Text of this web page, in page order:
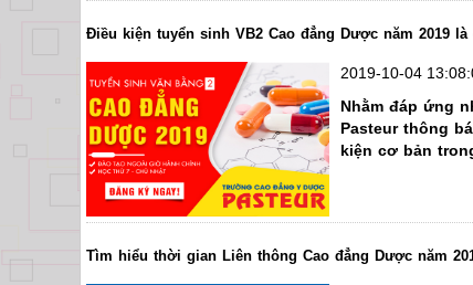
Điều kiện tuyển sinh VB2 Cao đẳng Dược năm 2019 là
2019-10-04
Nhằm đáp ứng
Pasteur thông
kiện cơ bản
Tìm hiểu thời gian Liên thông Cao đẳng Dược năm